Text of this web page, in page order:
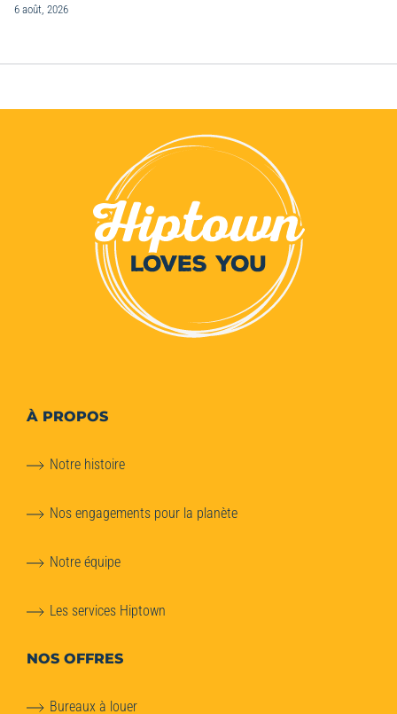
6 août, 2026
À PROPOS
Notre histoire
Nos engagements pour la planète
Notre équipe
Les services Hiptown
NOS OFFRES
Bureaux à louer